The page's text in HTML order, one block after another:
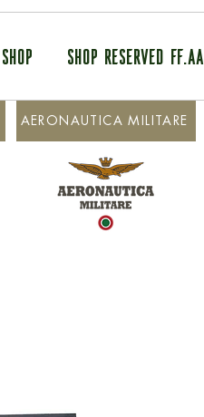
SHOP SHOP RESERVED FF.AA.
AERONAUTICA MILITARE